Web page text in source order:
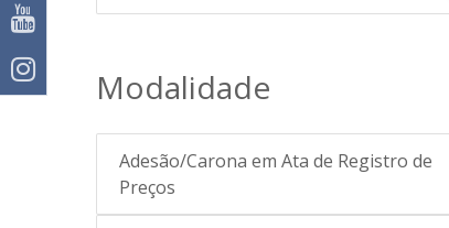
Modalidade
Adesão/Carona em Ata de Registro de
Preços